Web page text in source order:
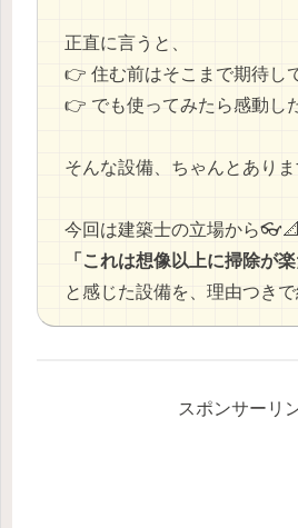
正直に言うと、
👉 住む前はそこまで期待し
👉 でも使ってみたら感動し
そんな設備、ちゃんとありま
今回は建築士の立場から👓📐
「これは想像以上に掃除が
と感じた設備を、理由つきで
スポンサーリ